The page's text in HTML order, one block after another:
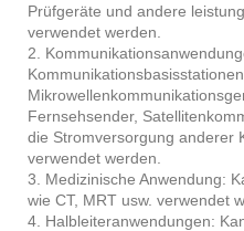
Prüfgeräte und andere
verwendet werden.
2.
Kommunikationsbasisstationen,
Fernsehsender,
die Stromversorgung anderer
verwendet werden.
3. Medizinische Anwendung:
wie CT, MRT usw. verwendet
4. Halbleiteranwendungen: